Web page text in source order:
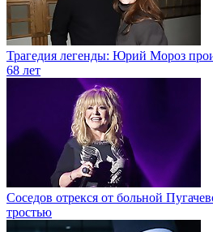
Трагедия легенды: Юрий Мороз
68 лет
Соседов отрекся от больной
тростью